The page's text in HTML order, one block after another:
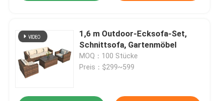
1,6 m Outdoor-Ecksofa-Set,
Schnittsofa, Gartenmöbel
MOQ：100 Stücke
Preis：$299~599